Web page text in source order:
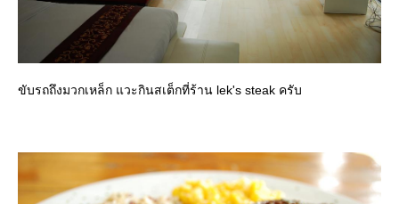
ขับรถถึงมวกเหล็ก แวะกินสเต็กที่ร้าน lek's steak ครับ